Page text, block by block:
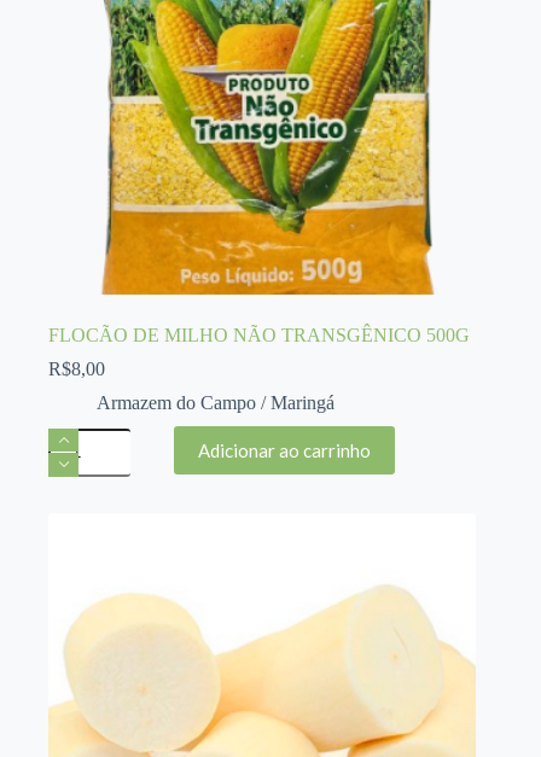
FLOCÃO DE MILHO NÃO TRANSGÊNICO 500G
R$8,00
Armazem do Campo / Maringá
FLOCÃO
DE
MILHO
Adicionar ao carrinho